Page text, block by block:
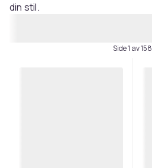
din stil.
Side 1 av 158